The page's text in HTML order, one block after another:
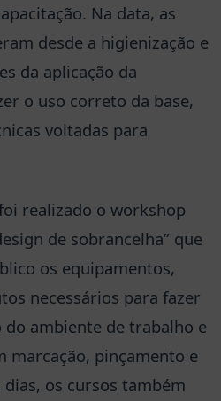
Na data, as
desde a higienização e
da aplicação da
o uso correto da base,
voltadas para
realizado o workshop
de sobrancelha” que
os equipamentos,
necessários para fazer
do ambiente de trabalho e
marcação, pinçamento e
os cursos também